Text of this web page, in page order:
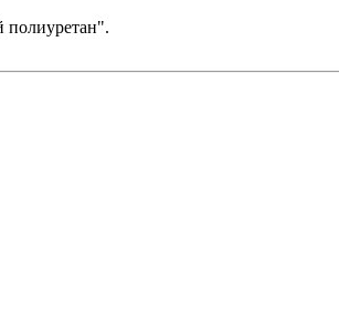
полиуретан".